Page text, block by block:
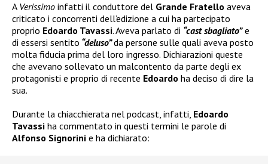
A Verissimo infatti il conduttore del Grande Fratello aveva
criticato i concorrenti dell’edizione a cui ha partecipato
proprio Edoardo Tavassi. Aveva parlato di “cast sbagliato”e
di essersi sentito “deluso”da persone sulle quali aveva posto
molta fiducia prima del loro ingresso. Dichiarazioni queste
che avevano sollevato un malcontento da parte degli ex
protagonisti e proprio di recente Edoardo ha deciso di dire la
sua.
Durante la chiacchierata nel podcast, infatti, Edoardo
Tavassi ha commentato in questi termini le parole di
Alfonso Signorini e ha dichiarato: